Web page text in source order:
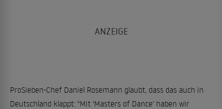
ProSieben-Chef Daniel Rosemann glaubt, dass das auch in
Deutschland klappt: "Mit 'Masters of Dance' haben wir